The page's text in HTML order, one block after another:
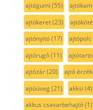
ajtógumi (55)
ajtókeret(23)
ajtónyitó(17) ajtópolc
ajtórugó(11)
ajtózár(20) ajtó
ajtóüveg(21) akksi (4)
akkus csavarbehajtó(1)